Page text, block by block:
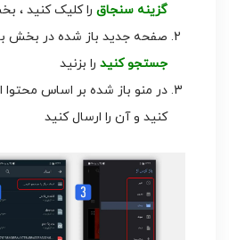
گزینه سنجاق را کلیک کنید ،
صفحه جدید باز شده در بخش
جستجو کنید را بزنید
در منو باز شده بر اساس محتوا
کنید و آن را ارسال کنید